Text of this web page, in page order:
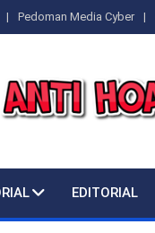
Pedoman Media Cyber
EDITORIAL